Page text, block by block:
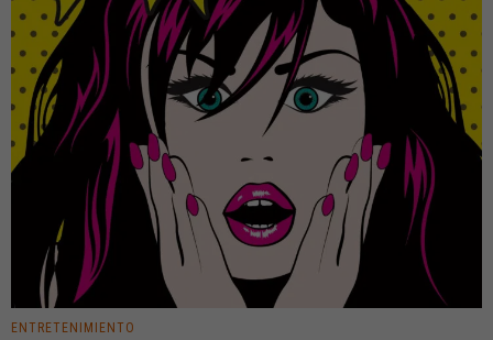
ENTRETENIMIENTO